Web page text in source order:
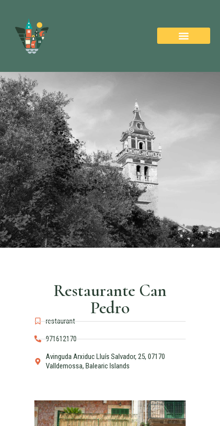
Restaurante Can
Pedro
restaurant
971612170
Avinguda Arxiduc Lluís Salvador, 25, 07170
Valldemossa, Balearic Islands